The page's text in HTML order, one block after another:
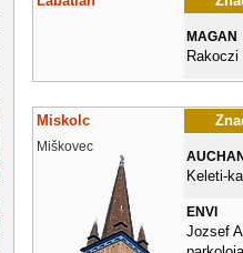
MAGAN
Rakoczi
Miskolc
Miškovec
Keleti-
ENVI
Jozsef